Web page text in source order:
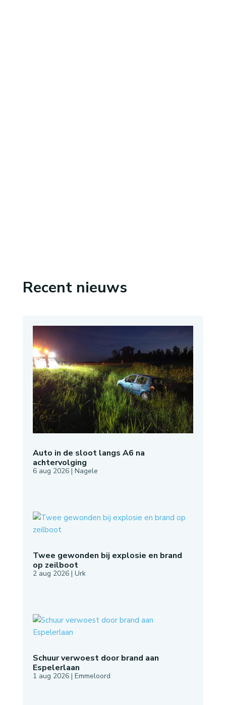
Recent nieuws
Auto in de sloot langs A6 na
achtervolging
6 aug 2026| Nagele
Twee gewonden bij explosie en brand
op zeilboot
2 aug 2026| Urk
Schuur verwoest door brand aan
Espelerlaan
1 aug 2026| Emmeloord